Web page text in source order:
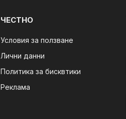
ЧЕСТНО
Условия за ползване
Лични данни
Политика за бисквтики
Реклама